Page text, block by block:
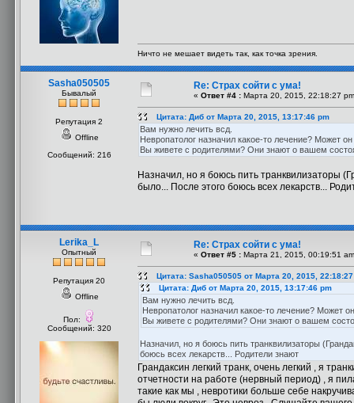
Ничто не мешает видеть так, как точка зрения.
Sasha050505
Бывалый
Репутация 2
Offline
Сообщений: 216
Re: Страх сойти с ума!
« Ответ #4 : Марта 20, 2015, 22:18:27
Цитата: Диб от Марта 20, 2015, 13:17:46 pm
Вам нужно лечить всд.
Невропатолог назначил какое-то лечение? Может
Вы живете с родителями? Они знают о вашем
Назначил, но я боюсь пить транквилизаторы
было... После этого боюсь всех лекарств...
Lerika_L
Опытный
Репутация 20
Offline
Пол:
Сообщений: 320
Re: Страх сойти с ума!
« Ответ #5 : Марта 21, 2015, 00:19:51
Цитата: Sasha050505 от Марта 20, 2015,
Цитата: Диб от Марта 20, 2015, 13:17:46 pm
Вам нужно лечить всд.
Невропатолог назначил какое-то лечение? Может
Вы живете с родителями? Они знают о вашем
Назначил, но я боюсь пить транквилизаторы
боюсь всех лекарств... Родители знают
Грандаксин легкий транк, очень легкий , я
отчетности на работе (нервный период) , я
такие как мы , невротики больше себе